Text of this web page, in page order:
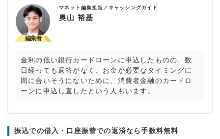
マネット編集担当／キャッシングガイド
奥山 裕基
金利の低い銀行カードローンに申込したものの、数
日経っても返答がなく、お金が必要なタイミングに
間に合いそうにないために、消費者金融のカードロ
ーンに申込し直したという人もいます。
振込での借入・口座振替での返済なら手数料無料